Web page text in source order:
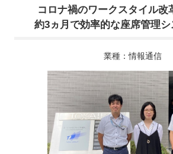
コロナ禍のワークスタイル改
約3ヵ月で効率的な座席管理
業種：情報通信